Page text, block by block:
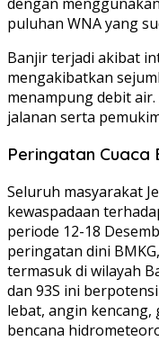
puluhan WNA yang
Banjir terjadi akibat
mengakibatkan
menampung debit
jalanan serta
Peringatan Cuaca
Seluruh masyarakat
kewaspadaan
periode 12-18
peringatan dini
termasuk di wilayah
dan 93S ini
lebat, angin
bencana